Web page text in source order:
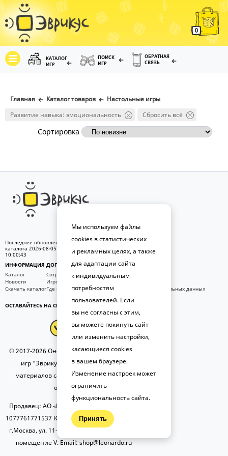
0
КАТАЛОГ
ИГР
ПОИСК
ИГР
ОБРАТНАЯ
СВЯЗЬ
Главная Каталог товаров
Настольные игры
Развитие навыка: эмоциональность
Сбросить всё
Сортировка
Последнее обновление
каталога 2026-08-05
10:00:43
ИНФОРМАЦИЯ
Каталог
Новости
Скачать каталог
ДОПОЛНИТЕЛЬНО
Сотрудничество
Игротека на заказ
Где купить?
КОНТАКТЫ
8 (800) 700-51-27
Обратная связь
Политика обработки персональных данных
ОСТАВАЙТЕСЬ НА СВЯЗИ
© 2017-2026 Он-лайн магазин настольных
игр “Эврикус”. При использовании
материалов сайта ссылка на источник
обязательна.
Продавец: АО «Планета увлечений» ОГРН:
1077761771537 Юридический адрес: 105554,
г.Москва, ул. 11-я Парковая, д. 9/35, этаж 1,
помещение V. Email: shop@leonardo.ru
Мы используем файлы
cookies в статистических
и рекламных целях, а также
для адаптации сайта
к индивидуальным
потребностям
пользователей. Если
вы не согласны с этим,
вы можете покинуть сайт
или изменить настройки,
касающиеся cookies
в вашем браузере.
Изменение настроек может
ограничить
функциональность сайта.
Принять